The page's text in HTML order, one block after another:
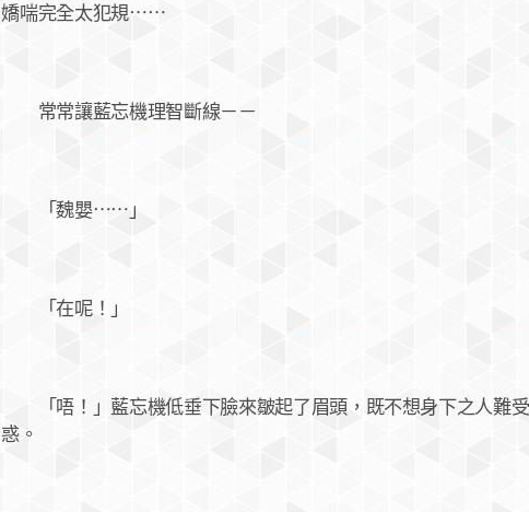
嬌喘完全太犯規⋯⋯
常常讓藍忘機理智斷線－－
「魏嬰⋯⋯」
「在呢！」
「唔！」藍忘機低垂下臉來皺起了眉頭，既不想身下之人難
惑。